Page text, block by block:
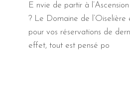
E nvie de partir à
? Le Domaine de l’Oiselière
pour vos réservations de
effet, tout est pensé po